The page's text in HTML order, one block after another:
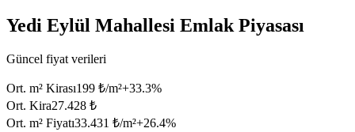
Yedi Eylül Mahallesi Emlak Piyasası
Güncel fiyat verileri
Ort. m² Kirası199 ₺/m²+33.3%
Ort. Kira27.428 ₺
Ort. m² Fiyatı33.431 ₺/m²+26.4%